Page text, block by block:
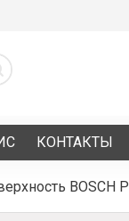
КОНТАКТЫ
BOSCH